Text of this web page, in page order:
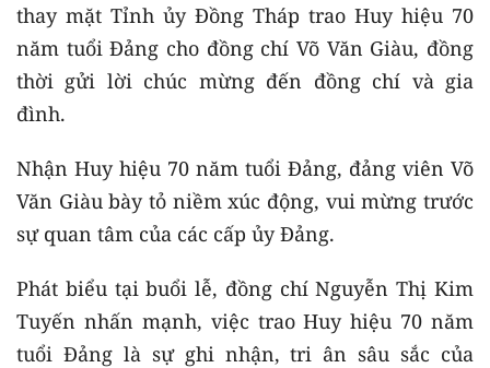
thay mặt Tỉnh ủy Đồng Tháp trao Huy hiệu 70
năm tuổi Đảng cho đồng chí Võ Văn Giàu, đồng
thời gửi lời chúc mừng đến đồng chí và gia
đình.
Nhận Huy hiệu 70 năm tuổi Đảng, đảng viên Võ
Văn Giàu bày tỏ niềm xúc động, vui mừng trước
sự quan tâm của các cấp ủy Đảng.
Phát biểu tại buổi lễ, đồng chí Nguyễn Thị Kim
Tuyến nhấn mạnh, việc trao Huy hiệu 70 năm
tuổi Đảng là sự ghi nhận, tri ân sâu sắc của